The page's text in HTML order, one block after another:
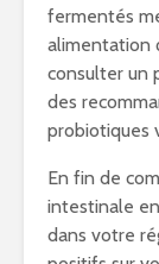
fermentés
alimentation
consulter un
des
probiotiques
En fin de
intestinale
dans votre